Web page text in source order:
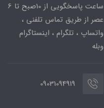
ساعت پاسخگویی از 10صبح تا 6
عصر از طریق تماس تلفنی ،
واتساپ ، تلگرام ، اینستاگرام
وبله
09031094919